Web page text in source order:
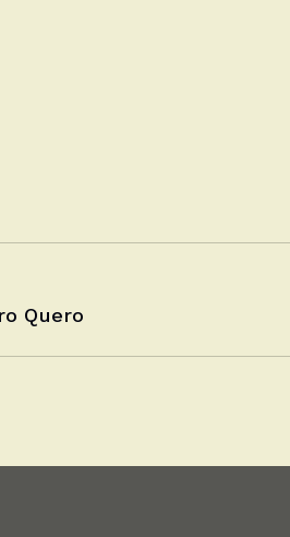
Quero